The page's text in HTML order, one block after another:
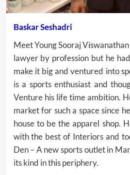
Baskar Seshadri
Meet Young Sooraj
lawyer by profession but he
make it big and ventured into
is a sports enthusiast and
Venture his life time ambition.
market for such a space since
house to be the apparel shop.
with the best of Interiors and
Den – A new sports outlet in
its kind in this periphery.